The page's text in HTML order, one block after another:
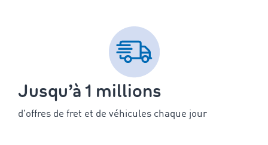
Jusqu’à 1 millions
d'offres de fret et de véhicules chaque jour